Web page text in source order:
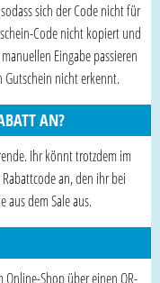
sich der Code nicht für
Code nicht kopiert und
Eingabe passieren
Gutschein nicht erkennt.
AN?
Ihr könnt trotzdem im
an, den ihr bei
aus dem Sale aus.
Online-Shop über einen QR-